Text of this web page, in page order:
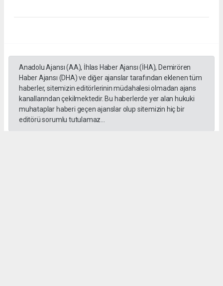
Anadolu Ajansı (AA), İhlas Haber Ajansı (İHA), Demirören
Haber Ajansı (DHA) ve diğer ajanslar tarafından eklenen tüm
haberler, sitemizin editörlerinin müdahalesi olmadan ajans
kanallarından çekilmektedir. Bu haberlerde yer alan hukuki
muhataplar haberi geçen ajanslar olup sitemizin hiç bir
editörü sorumlu tutulamaz...